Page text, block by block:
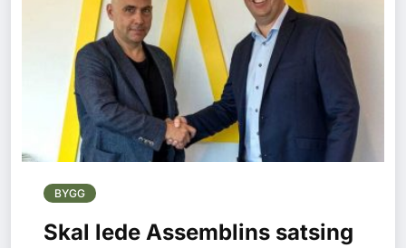
BYGG
Skal lede Assemblins satsing